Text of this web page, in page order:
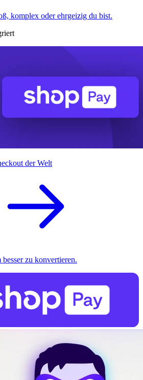
komplex oder ehrgeizig du bist.
der Welt
zu konvertieren.